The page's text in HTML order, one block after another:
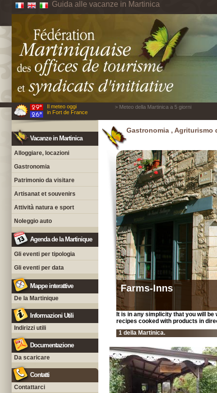
Guida alle vacanze in Martinica
Il meteo oggi
in Fort de France
> Meteo della Martinica a 5 giorni
Vacanze in Martinica
Alloggiare, locazioni
Gastronomia
Patrimonio da visitare
Artisanat et souvenirs
Attività natura e sport
Noleggio auto
Agenda de la Martinique
Gli eventi per tipologia
Gli eventi per data
Mappe interattive
De la Martinique
Informazioni Utili
Indirizzi utili
Documentazione
Da scaricare
Contatti
Contattarci
Gastronomia , Agriturismo
Farms-Inns
It is in any simplicity that you will
recipes cooked with products in
1 della Martinica.